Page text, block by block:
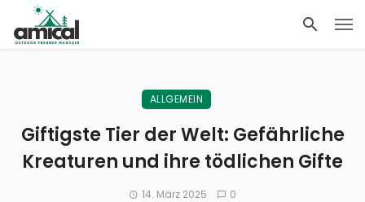
ALLGEMEIN
Giftigste Tier der Welt: Gefährliche
Kreaturen und ihre tödlichen Gifte
14. März 2025 0